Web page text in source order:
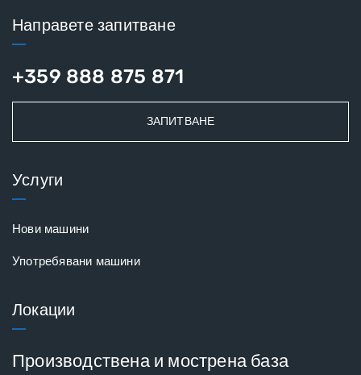
Направете запитване
+359 888 875 871
ЗАПИТВАНЕ
Услуги
Нови машини
Употребявани машини
Локации
Производствена и мострена база